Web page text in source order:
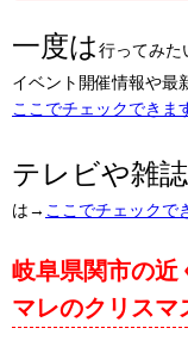
一度は行ってみた
イベント開催情報や最
ここでチェックできま
テレビや雑誌
は→ ここでチェックで
岐阜県関市の近
マレのクリスマ